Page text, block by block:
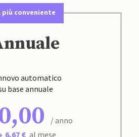
più conveniente
automatico
base annuale
/ anno
6,67 € al mese